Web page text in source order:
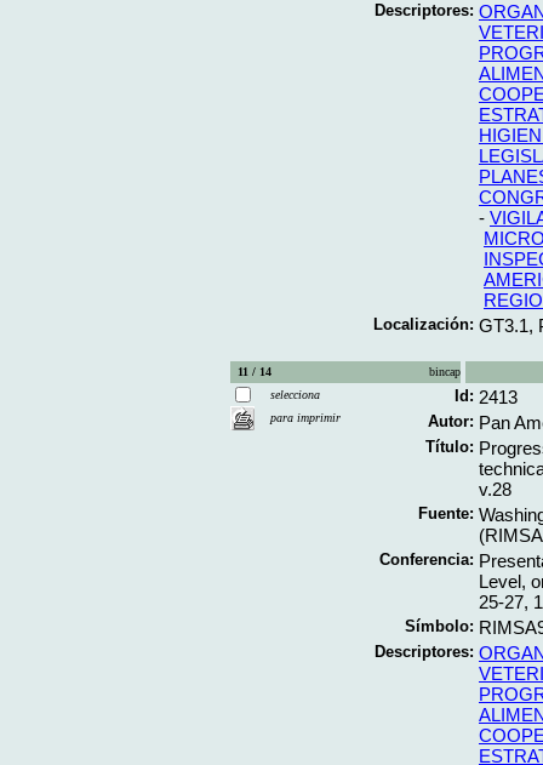
Descriptores:
-
Localización: GT3.1,
11 / 14
bincap
selecciona
para imprimir
Id: 2413
Autor: Pan
Título:
v.28
Fuente:
Conferencia:
Level,
25-27,
Símbolo:
Descriptores: